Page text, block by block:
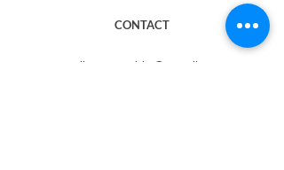
CONTACT